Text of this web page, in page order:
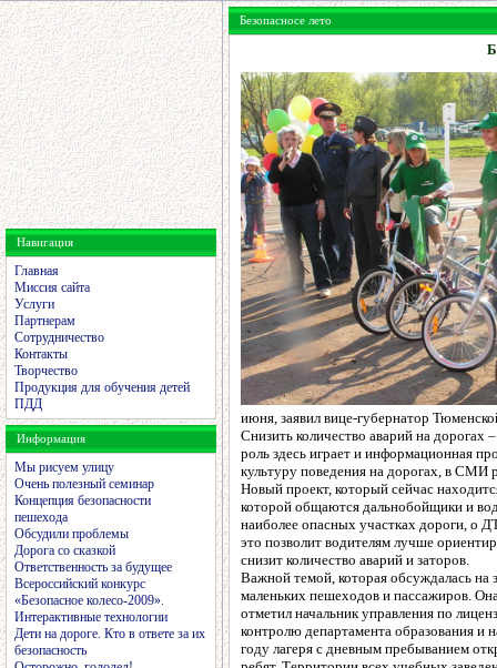
Навигация
Главная
Миссия сайта
Услуги
Партнерам
Сотрудничество
Контакты
Творчество
Продукция для обучения детей
ПДД
Информация
Мы рисуем улицу
Очень полезный семинар
Концепция безопасности
пешехода
Обсудили проблемы
Дорога со сказкой
Ответственность за будущее
Всероссийский конкурс
«Безопасное колесо-2009».
Интерактивные технологии
Дети на дороге. Кто в ответе за их
безопасность
Безопасносе лето
июня, заявил вице-губернатор
Снизить количество аварий на дорогах
роль здесь играет и информационная
культуру поведения на дорогах, в СМИ
Новый проект, который сейчас
которой общаются дальнобойщики и
наиболее опасных участках дороги, о
это позволит водителям лучше
снизит количество аварий и заторов.
Важной темой, которая обсуждалась на
маленьких пешеходов и пассажиров.
отметил начальник управления по
контролю департамента образования
году лагеря с дневным пребыванием